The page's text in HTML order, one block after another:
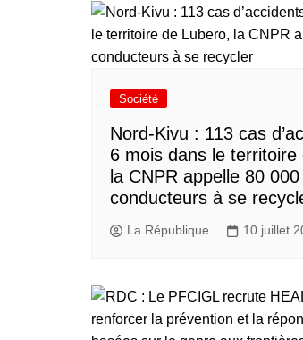
Société
Nord-Kivu : 113 cas
6 mois dans le territoire
la CNPR appelle 80 000
conducteurs à se
La République 10 juillet